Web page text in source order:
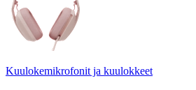
Kuulokemikrofonit ja kuulokkeet